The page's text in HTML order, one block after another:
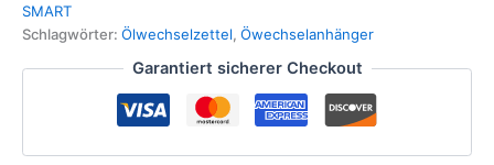
SMART
Schlagwörter: Ölwechselzettel, Öwechselanhänger
Garantiert sicherer Checkout